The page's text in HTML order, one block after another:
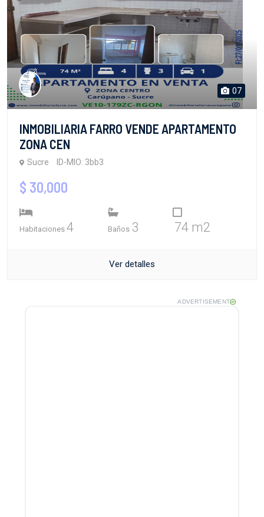
07
INMOBILIARIA FARRO VENDE APARTAMENTO
ZONA CEN
Sucre ID-MIO: 3bb3
$ 30,000
Habitaciones 4 Baños 3 74 m2
Ver detalles
ADVERTISEMENT